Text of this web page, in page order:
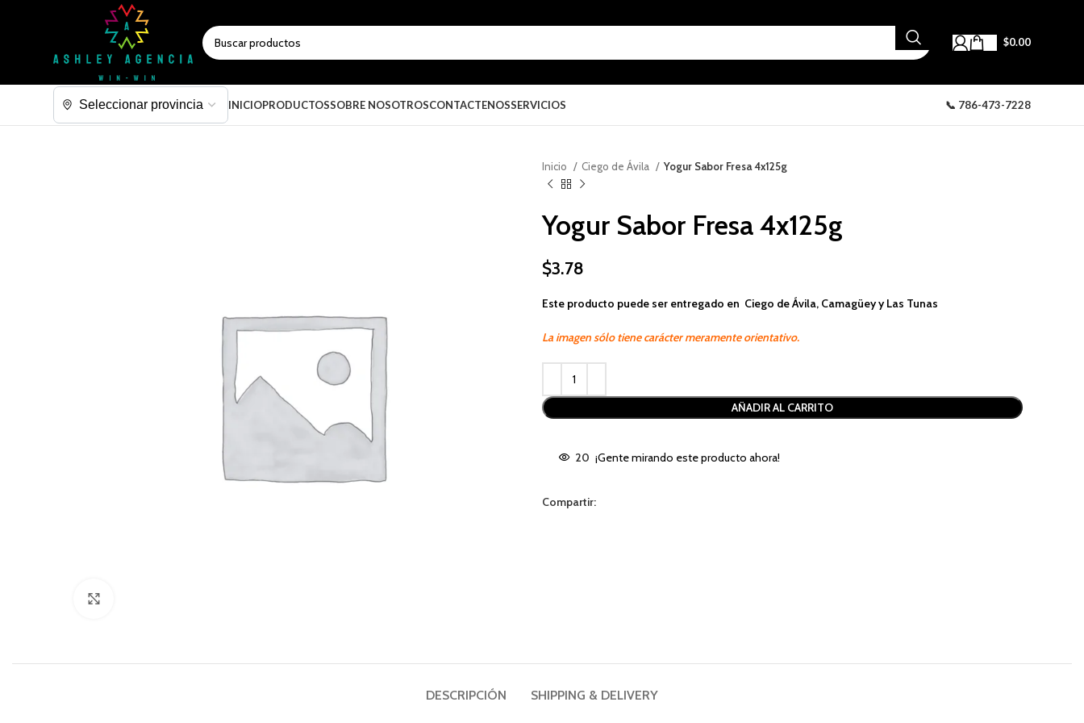
$0.00
INICIOPRODUCTOSSOBRE NOSOTROSCONTACTENOSSERVICIOS 📞 786-473-7228
Inicio Ciego de Ávila Yogur Sabor Fresa 4x125g
Yogur Sabor Fresa 4x125g
$3.78
Este producto puede ser entregado en Ciego de Ávila, Camagüey y Las Tunas
La imagen sólo tiene carácter meramente orientativo.
AÑADIR AL CARRITO
20 ¡Gente mirando este producto ahora!
Compartir:
DESCRIPCIÓN SHIPPING & DELIVERY